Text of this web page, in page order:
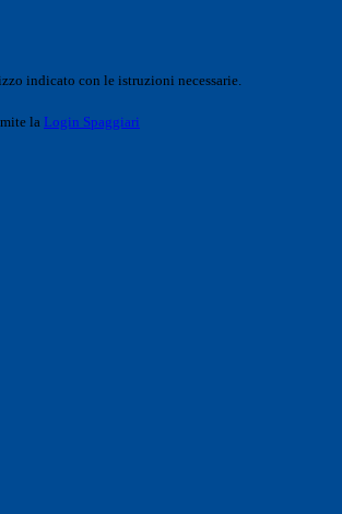
indicato con le istruzioni necessarie.
la Login Spaggiari